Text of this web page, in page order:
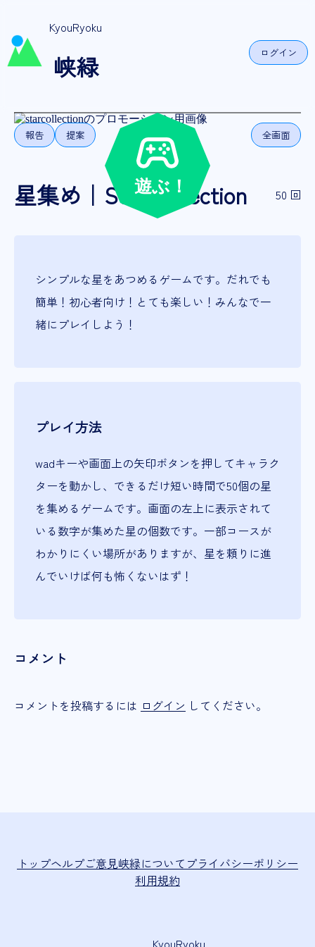
KyouRyoku
峡緑 ログイン
報告 提案 全画面
星集め｜Star Collection 50 回
シンプルな星をあつめるゲームです。だれでも
簡単！初心者向け！とても楽しい！みんなで一
緒にプレイしよう！
プレイ方法
wadキーや画面上の矢印ボタンを押してキャラク
ターを動かし、できるだけ短い時間で50個の星
を集めるゲームです。画面の左上に表示されて
いる数字が集めた星の個数です。一部コースが
わかりにくい場所がありますが、星を頼りに進
んでいけば何も怖くないはず！
コメント
コメントを投稿するには ログイン してください。
トップヘルプご意見峡緑について プライバシーポリシー
利用規約
KyouRyoku